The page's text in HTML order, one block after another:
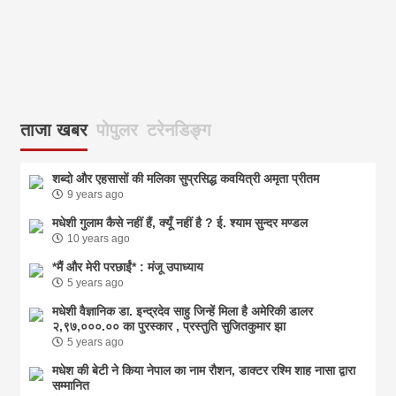
ताजा खबर पोपुलर टरेनडिङ्ग
शब्दो और एहसासों की मलिका सुप्रसिद्ध कवयित्री अमृता प्रीतम
9 years ago
मधेशी गुलाम कैसे नहीं हैं, क्यूँ नहीं है ? ई. श्याम सुन्दर मण्डल
10 years ago
*मैं और मेरी परछाईं* : मंजू उपाध्याय
5 years ago
मधेशी वैज्ञानिक डा. इन्द्रदेव साहु जिन्हें मिला है अमेरिकी डालर
२,९७,०००.०० का पुरस्कार , प्रस्तुति सुजितकुमार झा
5 years ago
मधेश की बेटी ने किया नेपाल का नाम राैशन, डाक्टर रश्मि शाह नासा द्वारा
सम्मानित